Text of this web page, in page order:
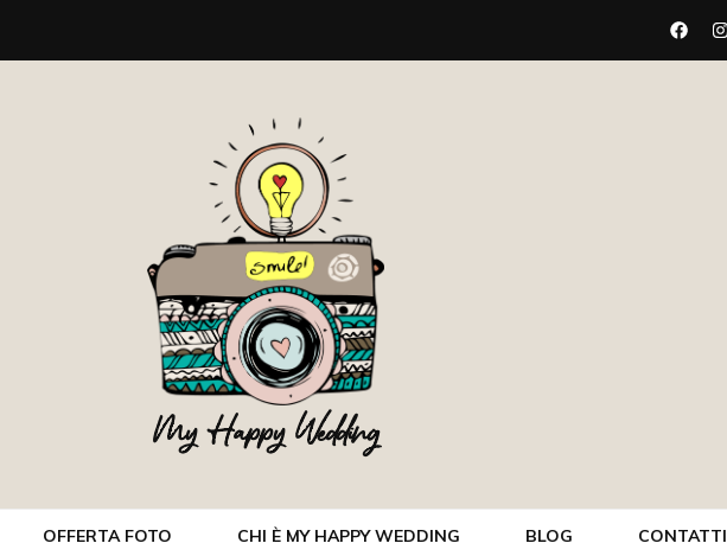
My Happy Wedding
OFFERTA FOTO CHI È MY HAPPY WEDDING BLOG CONTATTI